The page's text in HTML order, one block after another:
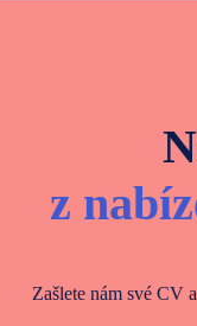
z
Zašlete nám své CV